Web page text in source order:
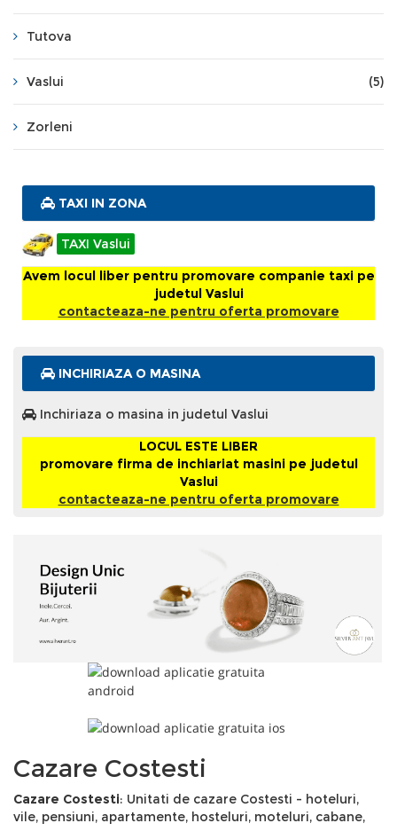
Tutova
Vaslui (5)
Zorleni
TAXI IN ZONA
TAXI Vaslui
Avem locul liber pentru promovare companie taxi pe
judetul Vaslui
contacteaza-ne pentru oferta promovare
INCHIRIAZA O MASINA
Inchiriaza o masina in judetul Vaslui
LOCUL ESTE LIBER
promovare firma de inchiariat masini pe judetul
Vaslui
contacteaza-ne pentru oferta promovare
Cazare Costesti
Cazare Costesti: Unitati de cazare Costesti - hoteluri,
vile, pensiuni, apartamente, hosteluri, moteluri, cabane,